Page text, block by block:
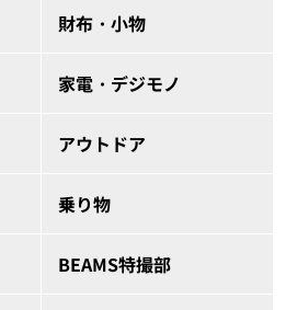
財布・小物
家電・デジモノ
アウトドア
乗り物
BEAMS特撮部